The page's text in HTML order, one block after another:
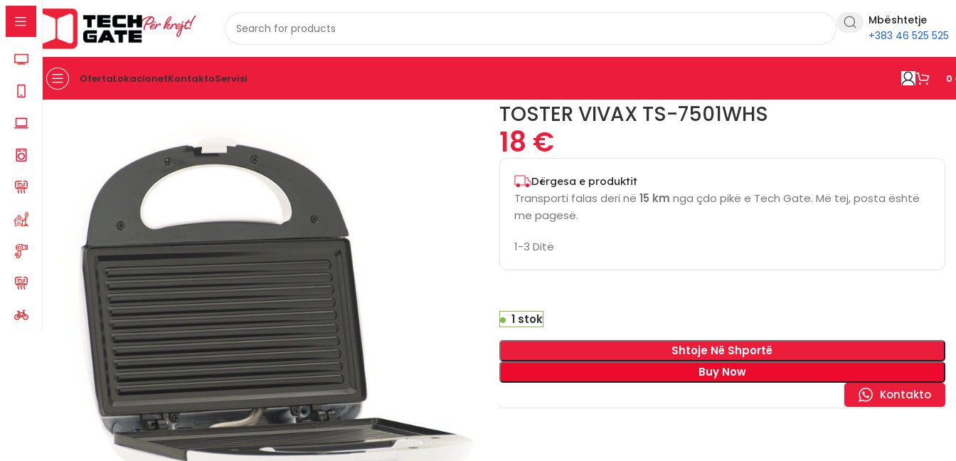
Për krejt!
Mbështetje
+383 46 525 525
OfertaLokacionetKontaktoServisi 0
Kreu
TOSTER VIVAX TS-7501WHS
18 €
Dërgesa e produktit
Transporti falas deri në 15 km nga çdo pikë e Tech Gate. Më tej, posta është
me pagesë.
1-3 Ditë
1 stok
Shtoje Në Shportë
Buy Now
Kontakto